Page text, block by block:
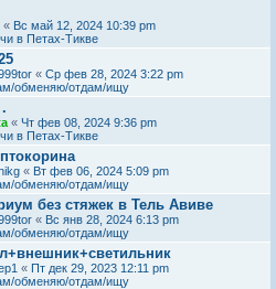
« Вс май 12, 2024 10:39 pm
в Петах-Тикве
« Ср фев 28, 2024 3:22 pm
обменяю/отдам/ищу
« Чт фев 08, 2024 9:36 pm
в Петах-Тикве
« Вт фев 06, 2024 5:09 pm
обменяю/отдам/ищу
без стяжек в Тель Авиве
« Вс янв 28, 2024 6:13 pm
обменяю/отдам/ищу
« Пт дек 29, 2023 12:11 pm
обменяю/отдам/ищу